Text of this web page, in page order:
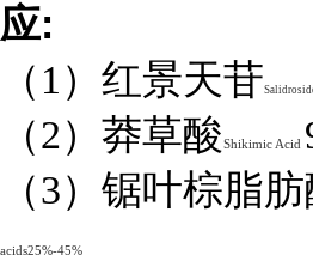
应:
（1）红景天苷
（2）莽草酸Shikimic Acid
（3）锯叶棕脂
acids25%-45%